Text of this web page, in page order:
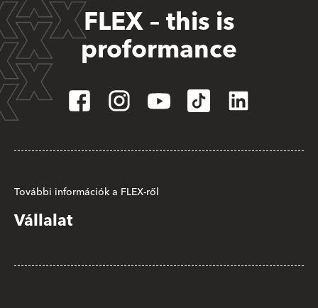
FLEX – this is
proformance
További információk a FLEX-ről
Vállalat